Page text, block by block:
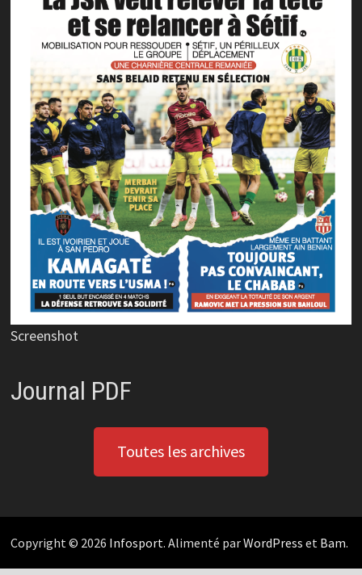
Screenshot
Journal PDF
Toutes les archives
Copyright © 2026 Infosport. Alimenté parWordPress et Bam.